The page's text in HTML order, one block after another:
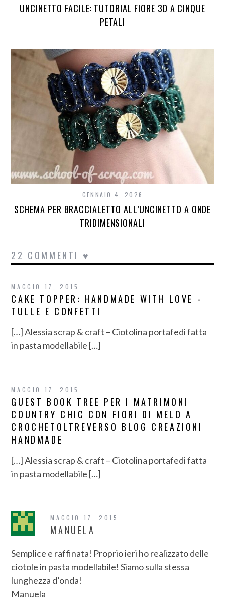
UNCINETTO FACILE: TUTORIAL FIORE 3D A CINQUE
PETALI
GENNAIO 4, 2026
SCHEMA PER BRACCIALETTO ALL’UNCINETTO A ONDE
TRIDIMENSIONALI
22 COMMENTI ♥
MAGGIO 17, 2015
CAKE TOPPER: HANDMADE WITH LOVE -
TULLE E CONFETTI
[…] Alessia scrap & craft – Ciotolina portafedi fatta
in pasta modellabile […]
MAGGIO 17, 2015
GUEST BOOK TREE PER I MATRIMONI
COUNTRY CHIC CON FIORI DI MELO A
CROCHETOLTREVERSO BLOG CREAZIONI
HANDMADE
[…] Alessia scrap & craft – Ciotolina portafedi fatta
in pasta modellabile […]
MAGGIO 17, 2015
MANUELA
Semplice e raffinata! Proprio ieri ho realizzato delle
ciotole in pasta modellabile! Siamo sulla stessa
lunghezza d’onda!
Manuela